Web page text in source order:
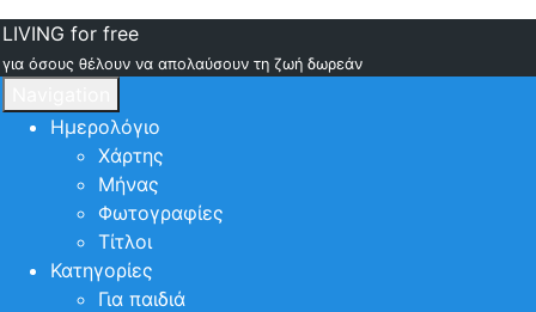
LIVING for free
για όσους θέλουν να απολαύσουν τη ζωή δωρεάν
Ημερολόγιο
Χάρτης
Μήνας
Φωτογραφίες
Τίτλοι
Κατηγορίες
Για παιδιά